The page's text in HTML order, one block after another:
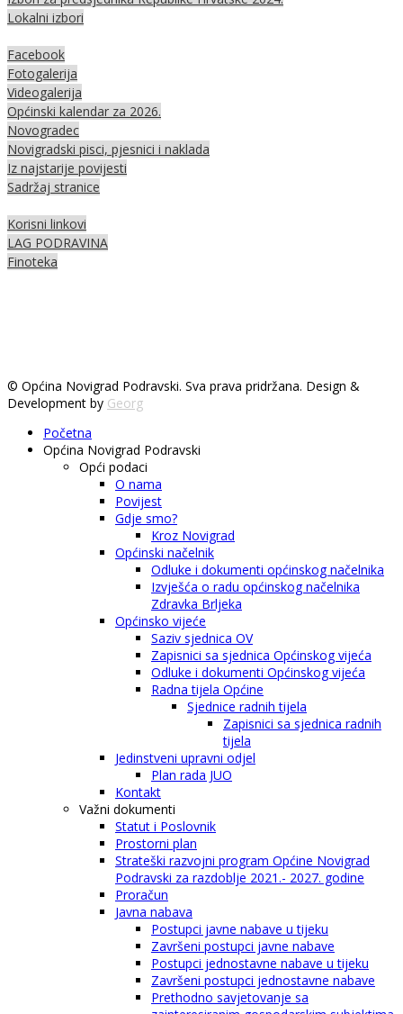
Lokalni izbori
Facebook
Fotogalerija
Videogalerija
Općinski kalendar za 2026.
Novogradec
Novigradski pisci, pjesnici i naklada
Iz najstarije povijesti
Sadržaj stranice
Korisni linkovi
LAG PODRAVINA
Finoteka
© Općina Novigrad Podravski. Sva prava pridržana. Design &
Development by Georg
Početna
Općina Novigrad Podravski
Opći podaci
O nama
Povijest
Gdje smo?
Kroz Novigrad
Općinski načelnik
Odluke i dokumenti općinskog načelnika
Izvješća o radu općinskog načelnika
Zdravka Brljeka
Općinsko vijeće
Saziv sjednica OV
Zapisnici sa sjednica Općinskog vijeća
Odluke i dokumenti Općinskog vijeća
Radna tijela Općine
Sjednice radnih tijela
Zapisnici sa sjednica radnih
tijela
Jedinstveni upravni odjel
Plan rada JUO
Kontakt
Važni dokumenti
Statut i Poslovnik
Prostorni plan
Strateški razvojni program Općine Novigrad
Podravski za razdoblje 2021.- 2027. godine
Proračun
Javna nabava
Postupci javne nabave u tijeku
Završeni postupci javne nabave
Postupci jednostavne nabave u tijeku
Završeni postupci jednostavne nabave
Prethodno savjetovanje sa